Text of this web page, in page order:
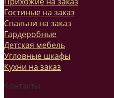
Гостиные на заказ
Спальни на заказ
Гардеробные
Детская мебель
Угловные шкафы
Кухни на заказ
Контакты